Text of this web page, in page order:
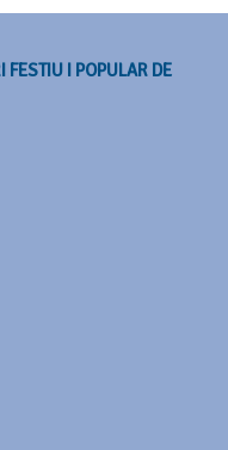
FESTIU I POPULAR DE